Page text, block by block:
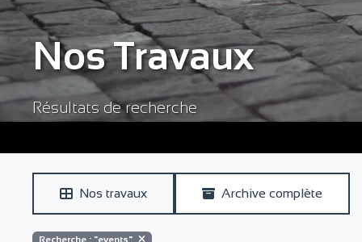
Nos Travaux
Résultats de recherche
Nos travaux Archive complète
Recherche : "events"